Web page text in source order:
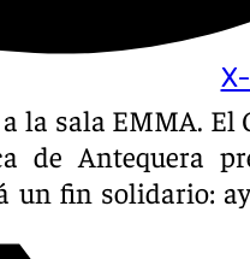
la sala EMMA. El
de Antequera
un fin solidario: